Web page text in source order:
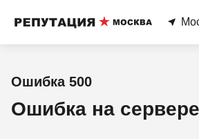
Ошибка 500
Ошибка на сервере